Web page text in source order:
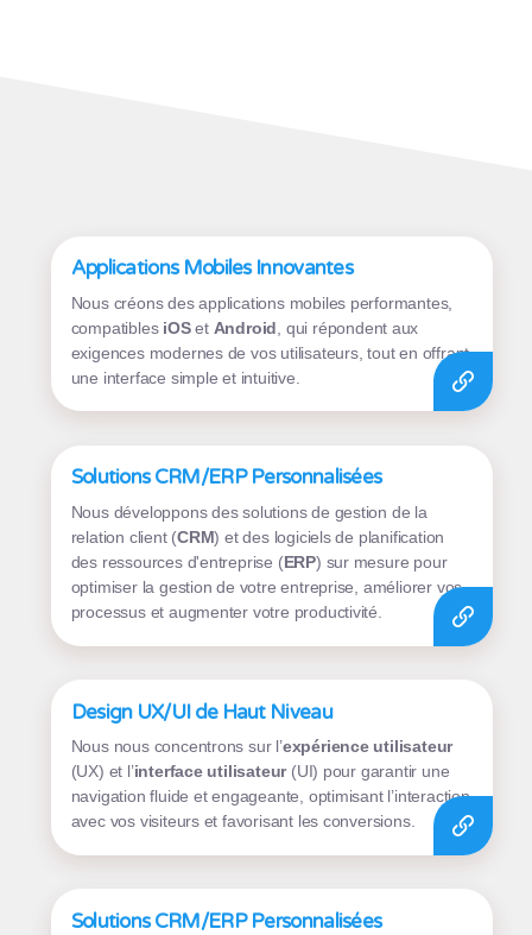
Applications Mobiles Innovantes
Nous créons des applications mobiles performantes,
compatibles iOSet Android , qui répondent aux
exigences modernes de vos utilisateurs, tout en offrant
une interface simple et intuitive.
Solutions CRM/ERP Personnalisées
Nous développons des solutions de gestion de la
relation client (CRM) et des logiciels de planification
des ressources d'entreprise (ERP) sur mesure pour
optimiser la gestion de votre entreprise, améliorer vos
processus et augmenter votre productivité.
Design UX/UI de Haut Niveau
Nous nous concentrons sur l’expérience utilisateur
(UX) et l’interface utilisateur(UI) pour garantir une
navigation fluide et engageante, optimisant l’interaction
avec vos visiteurs et favorisant les conversions.
Solutions CRM/ERP Personnalisées